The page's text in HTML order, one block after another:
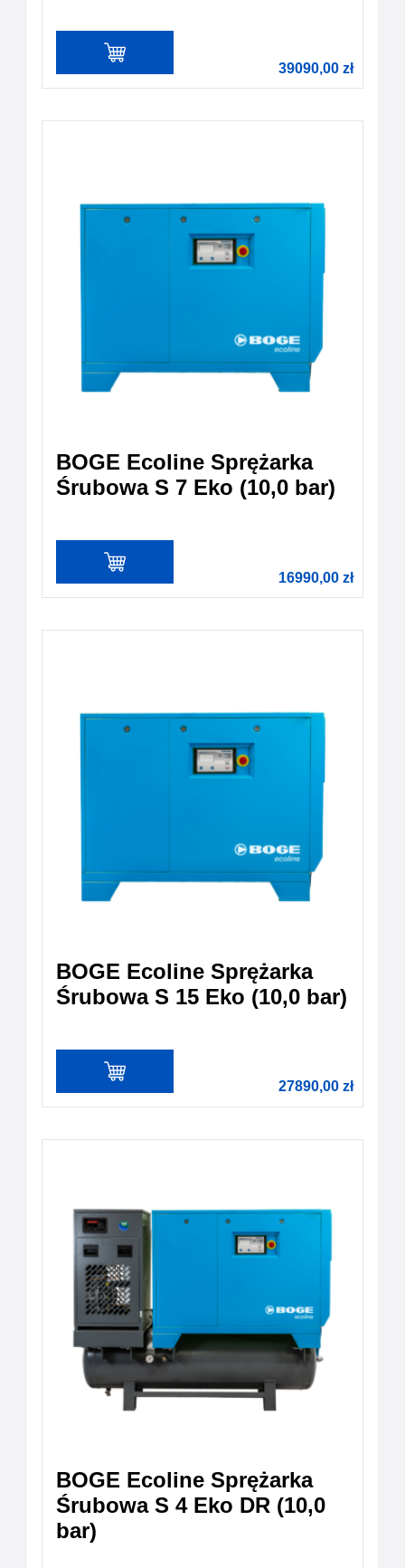
39090,00 zł
BOGE Ecoline Sprężarka
Śrubowa S 7 Eko (10,0 bar)
16990,00 zł
BOGE Ecoline Sprężarka
Śrubowa S 15 Eko (10,0 bar)
27890,00 zł
BOGE Ecoline Sprężarka
Śrubowa S 4 Eko DR (10,0
bar)